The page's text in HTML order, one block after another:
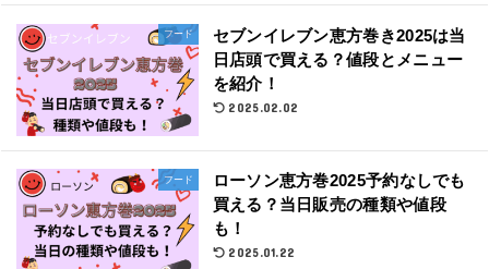
フード
セブンイレブン恵方巻き2025は当
日店頭で買える？値段とメニュー
を紹介！
2025.02.02
フード
ローソン恵方巻2025予約なしでも
買える？当日販売の種類や値段
も！
2025.01.22